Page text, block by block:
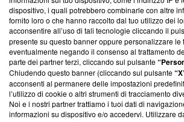
‘Trust Project - News with Integrity’Blasting
ancora membro del programma, ma ha
parte; Trust Project non ha ancora
conformità agli standard.
Su di noi
Team editoriale
Corporate
dispositivo, i quali potrebbero combinarle con altre
fornito loro o che hanno raccolto dal tuo utilizzo dei
acconsentire all’uso di tali tecnologie cliccando il
presente su questo banner oppure personalizzare le
eventualmente negando il consenso al trattamento
parte dei partner terzi, cliccando sul pulsante
Chiudendo questo banner (cliccando sul pulsante
acconsenti al permanere delle impostazioni
l’utilizzo di cookie o altri strumenti di tracciamento
Noi e i nostri partner trattiamo i tuoi dati di
informazioni su dispositivo e/o accedervi. Utilizzare